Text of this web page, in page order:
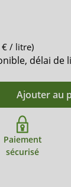
€ / litre)
délai de
Ajouter au
Paiement
sécurisé